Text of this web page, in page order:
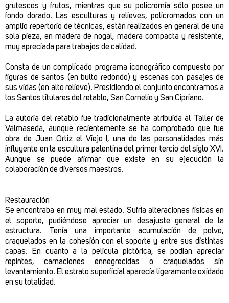
grutescos y frutos, mientras que su policromía sólo posee un
fondo dorado. Las esculturas y relieves, policromados con un
amplio repertorio de técnicas, están realizados en general de una
sola pieza, en madera de nogal, madera compacta y resistente,
muy apreciada para trabajos de calidad.
Consta de un complicado programa iconográfico compuesto por
figuras de santos (en bulto redondo) y escenas con pasajes de
sus vidas (en alto relieve). Presidiendo el conjunto encontramos a
los Santos titulares del retablo, San Cornelio y San Cipriano.
La autoría delretablo fue tradicionalmente atribuida al Taller de
Valmaseda, aunque recientemente se ha comprobado que fue
obra de Juan Ortiz el Viejo I , una de las personalidades más
influyente en la escultura palentina del primer tercio del siglo XVI.
Aunque se puede afirmar que existe en su ejecución la
colaboración de diversos maestros.
Restauración
Se encontraba en muy mal estado. Sufría alteraciones físicas en
el soporte, pudiéndose apreciar un desajuste general de la
estructura. Tenía una importante acumulación de polvo,
craquelados en la cohesión con el soporte y entre sus distintas
capas. En cuanto a la película pictórica, se podían apreciar
repintes, carnaciones ennegrecidas o craquelados sin
levantamiento. El estrato superficial aparecía ligeramente oxidado
en su totalidad.